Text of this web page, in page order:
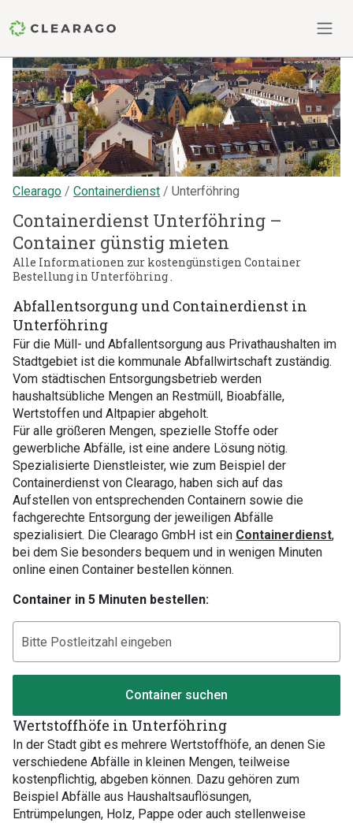
Clearago Containerdienst Unterföhring
Containerdienst Unterföhring –
Container günstig mieten
Alle Informationen zur kostengünstigen Container
Bestellung in Unterföhring .
Abfallentsorgung und Containerdienst in
Unterföhring
Für die Müll- und Abfallentsorgung aus Privathaushalten im
Stadtgebiet ist die kommunale Abfallwirtschaft zuständig.
Vom städtischen Entsorgungsbetrieb werden
haushaltsübliche Mengen an Restmüll, Bioabfälle,
Wertstoffen und Altpapier abgeholt.
Für alle größeren Mengen, spezielle Stoffe oder
gewerbliche Abfälle, ist eine andere Lösung nötig.
Spezialisierte Dienstleister, wie zum Beispiel der
Containerdienst von Clearago, haben sich auf das
Aufstellen von entsprechenden Containern sowie die
fachgerechte Entsorgung der jeweiligen Abfälle
spezialisiert. Die Clearago GmbH ist ein Containerdienst,
bei dem Sie besonders bequem und in wenigen Minuten
online einen Container bestellen können.
Container in 5 Minuten bestellen:
Container suchen
Wertstoffhöfe in Unterföhring
In der Stadt gibt es mehrere Wertstoffhöfe, an denen Sie
verschiedene Abfälle in kleinen Mengen, teilweise
kostenpflichtig, abgeben können. Dazu gehören zum
Beispiel Abfälle aus Haushaltsauflösungen,
Entrümpelungen, Holz, Pappe oder auch stellenweise